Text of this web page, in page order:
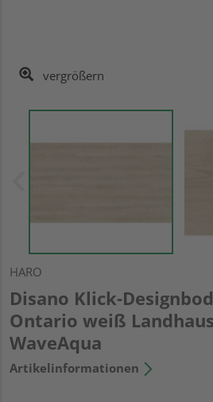
vergrößern
HARO
Disano Klick-
Ontario weiß
WaveAqua
Artikelinformationen